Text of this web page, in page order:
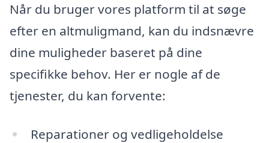
Når du bruger vores platform til at søge
efter en altmuligmand, kan du indsnævre
dine muligheder baseret på dine
specifikke behov. Her er nogle af de
tjenester, du kan forvente:
Reparationer og vedligeholdelse